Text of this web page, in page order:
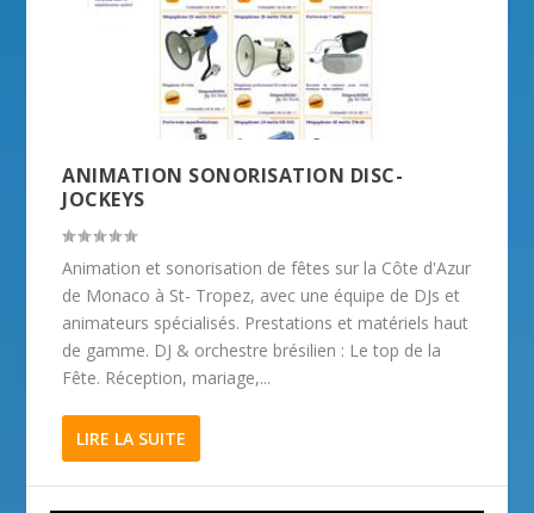
ANIMATION SONORISATION DISC-
JOCKEYS
Animation et sonorisation de fêtes sur la Côte d'Azur
de Monaco à St- Tropez, avec une équipe de DJs et
animateurs spécialisés. Prestations et matériels haut
de gamme. DJ & orchestre brésilien : Le top de la
Fête. Réception, mariage,...
LIRE LA SUITE